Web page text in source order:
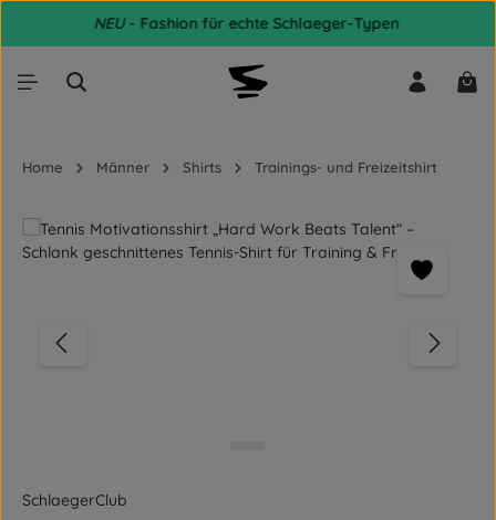
Zum Hauptinhalt springen
NEU- Fashion für echte Schlaeger-Typen
Home Männer Shirts Trainings- und Freizeitshirt
Bildergalerie überspringen
SchlaegerClub